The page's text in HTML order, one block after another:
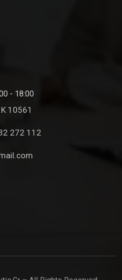
- 18:00
10561
272 112